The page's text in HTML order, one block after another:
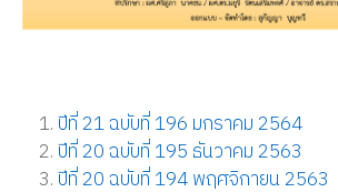
ปีที่ 21 ฉบับที่ 196 มกราคม 2564
ปีที่ 20 ฉบับที่ 195 ธันวาคม 2563
ปีที่ 20 ฉบับที่ 194 พฤศจิกายน 2563